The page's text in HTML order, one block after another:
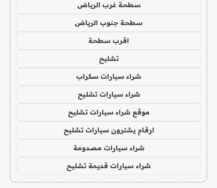
سطحة غرب الرياض
سطحة جنوب الرياض
اقرب سطحة
تشليح
شراء سيارات سكراب
شراء سيارات تشليح
موقع شراء سيارات تشليح
ارقام يشترون سيارات تشليح
شراء سيارات مصدومة
شراء سيارات قديمة تشليح